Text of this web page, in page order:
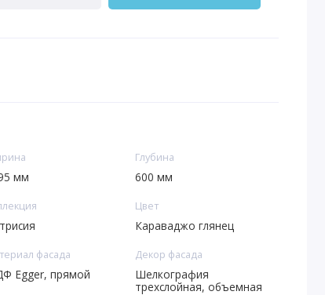
мм
Глубина
600 мм
Цвет
Караваджо глянец
фасада
Egger, прямой
Декор фасада
Шелкография
трехслойная, объемная